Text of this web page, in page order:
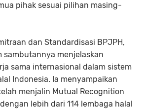
pihak sesuai pilihan masing-
dan Standardisasi BPJPH,
sambutannya menjelaskan
sama internasional dalam sistem
Indonesia. Ia menyampaikan
menjalin Mutual Recognition
lebih dari 114 lembaga halal